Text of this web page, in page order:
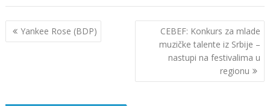
Кретање
чланка
Yankee Rose (BDP)
CEBEF: Konkurs za mlade
muzičke talente iz Srbije –
nastupi na festivalima u
regionu